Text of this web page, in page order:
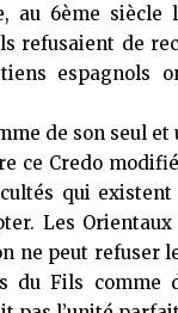
au 6ème siècle
refusaient de
espagnols
de son seul
ce Credo
qui
Les
ne peut refuser
du Fils comme